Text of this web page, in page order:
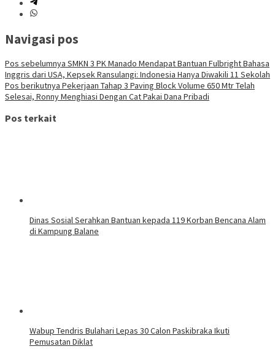
Navigasi pos
Pos sebelumnya SMKN 3 PK Manado Mendapat Bantuan Fulbright Bahasa
Inggris dari USA, Kepsek Ransulangi: Indonesia Hanya Diwakili 11 Sekolah
Pos berikutnya Pekerjaan Tahap 3 Paving Block Volume 650 Mtr Telah
Selesai, Ronny Menghiasi Dengan Cat Pakai Dana Pribadi
Pos terkait
‎Dinas Sosial Serahkan Bantuan kepada 119 Korban Bencana Alam
di Kampung Balane
Wabup Tendris Bulahari Lepas 30 Calon Paskibraka Ikuti
Pemusatan Diklat